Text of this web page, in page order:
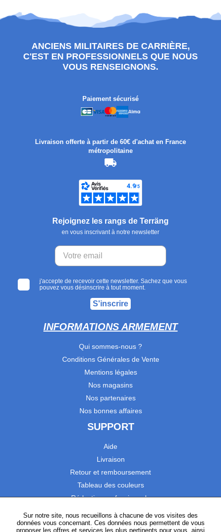
ANCIENS MILITAIRES DE CARRIÈRE,
C'EST EN PROFESSIONNELS QUE NOUS
VOUS RENSEIGNONS.
Paiement sécurisé
Livraison offerte à partir de 60€ d'achat en France
métropolitaine
Rejoignez les rangs de Terräng
en vous inscrivant à notre newsletter
j'accepte de recevoir cette newsletter. Sachez que vous
pouvez vous désinscrire à tout moment.
S'inscrire
INFORMATIONS ARMEMENT
Qui sommes-nous ?
Conditions Générales de Vente
Mentions légales
Nos magasins
Nos partenaires
Nos bonnes affaires
SUPPORT
Aide
Livraison
Retour et remboursement
Tableau des couleurs
Réduction professionnels
Satisfaction Clients
Sur notre site, nous recueillons à chacune de vos visites des
données vous concernant. Ces données nous permettent de vous
proposer les offres et services les plus pertinents pour vous, ainsi